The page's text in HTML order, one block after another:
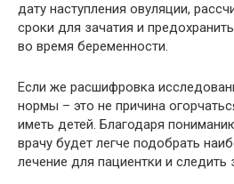
дату наступления овуляции,
сроки для зачатия и
во время беременности.
Если же расшифровка
нормы – это не причина
иметь детей. Благодаря
врачу будет легче подобрать
лечение для пациентки и следить